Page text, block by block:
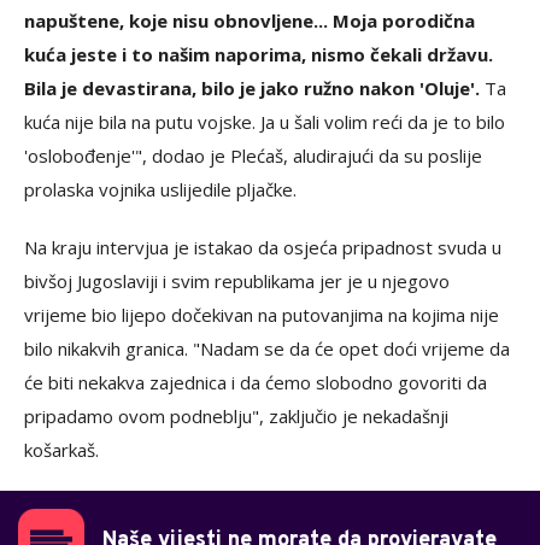
napuštene, koje nisu obnovljene... Moja porodična
kuća jeste i to našim naporima, nismo čekali državu.
Bila je devastirana, bilo je jako ružno nakon 'Oluje'. Ta
kuća nije bila na putu vojske. Ja u šali volim reći da je to bilo
'oslobođenje'", dodao je Plećaš, aludirajući da su poslije
prolaska vojnika uslijedile pljačke.
Na kraju intervjua je istakao da osjeća pripadnost svuda u
bivšoj Jugoslaviji i svim republikama jer je u njegovo
vrijeme bio lijepo dočekivan na putovanjima na kojima nije
bilo nikakvih granica. "Nadam se da će opet doći vrijeme da
će biti nekakva zajednica i da ćemo slobodno govoriti da
pripadamo ovom podneblju", zaključio je nekadašnji
košarkaš.